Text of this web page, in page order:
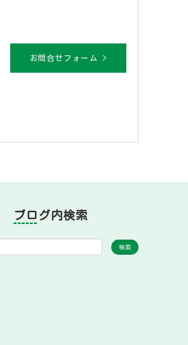
お問合せフォーム >
ブログ内検索